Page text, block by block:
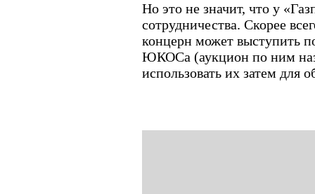
Но это не значит, что у
сотрудничества. Скорее
концерн может выступить
ЮКОСа (аукцион по ним
использовать их затем для